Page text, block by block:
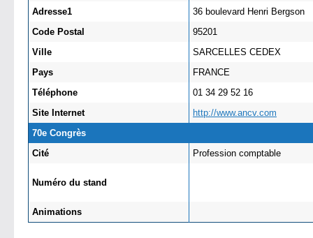
Adresse1
36 boulevard Henri Bergson
Code Postal
95201
Ville
SARCELLES CEDEX
Pays
FRANCE
Téléphone
01 34 29 52 16
Site Internet
http://www.ancv.com
70e Congrès
Cité
Profession comptable
Numéro du stand
Animations